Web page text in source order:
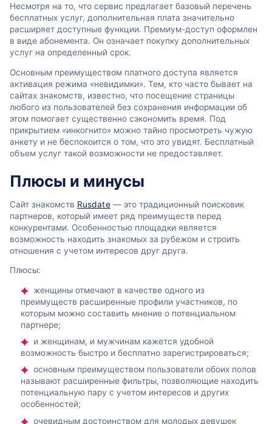
Несмотря на то, что сервис предлагает базовый перечень
бесплатных услуг, дополнительная плата значительно
расширяет доступные функции. Премиум-доступ оформлен
в виде абонемента. Он означает покупку дополнительных
услуг на определенный срок.
Основным преимуществом платного доступа является
активация режима «невидимки». Тем, кто часто бывает на
сайтах знакомств, известно, что посещение страницы
любого из пользователей без сохранения информации об
этом помогает существенно сэкономить время. Под
прикрытием «инкогнито» можно тайно просмотреть чужую
анкету и не беспокоится о том, что это увидят. Бесплатный
объем услуг такой возможности не предоставляет.
Плюсы и минусы
Сайт знакомств Rusdate— это традиционный поисковик
партнеров, который имеет ряд преимуществ перед
конкурентами. Особенностью площадки является
возможность находить знакомых за рубежом и строить
отношения с учетом интересов друг друга.
Плюсы:
женщины отмечают в качестве одного из
преимуществ расширенные профили участников, по
которым можно составить мнение о потенциальном
партнере;
и женщинам, и мужчинам кажется удобной
возможность быстро и бесплатно зарегистрироваться;
основным преимуществом пользователи обоих полов
называют расширенные фильтры, позволяющие находить
потенциальную пару с учетом интересов и других
особенностей;
очевидным достоинством для молодых девушек